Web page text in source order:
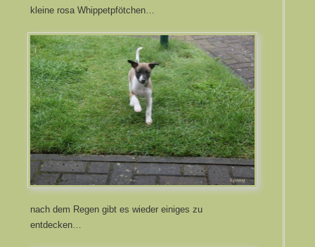
kleine rosa Whippetpfötchen…
nach dem Regen gibt es wieder einiges zu
entdecken…